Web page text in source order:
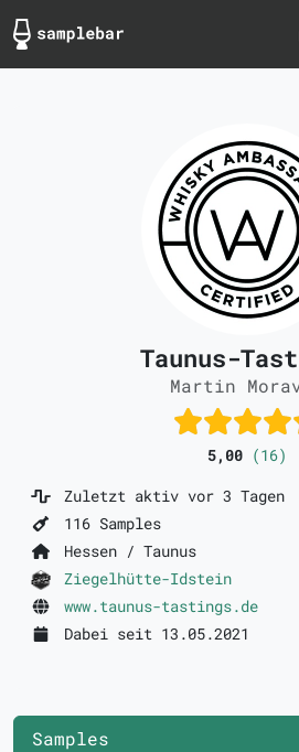
Taunus-
Martin
5,00 (16)
Zuletzt aktiv vor 3 Tagen
116 Samples
Hessen / Taunus
Ziegelhütte-Idstein
www.taunus-tastings.de
Dabei seit 13.05.2021
Samples